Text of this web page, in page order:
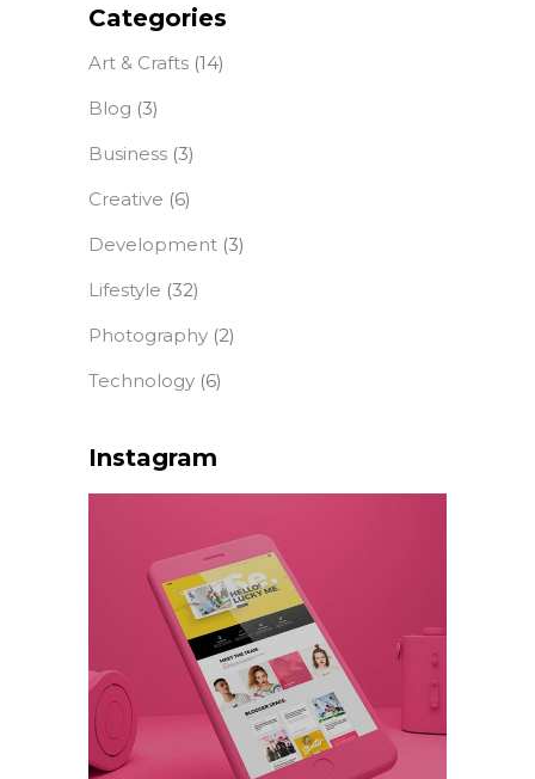
Categories
Art & Crafts (14)
Blog (3)
Business (3)
Creative (6)
Development (3)
Lifestyle (32)
Photography (2)
Technology (6)
Instagram